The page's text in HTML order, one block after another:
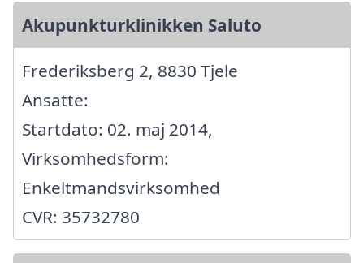
Akupunkturklinikken Saluto
Frederiksberg 2, 8830 Tjele
Ansatte:
Startdato: 02. maj 2014,
Virksomhedsform:
Enkeltmandsvirksomhed
CVR: 35732780